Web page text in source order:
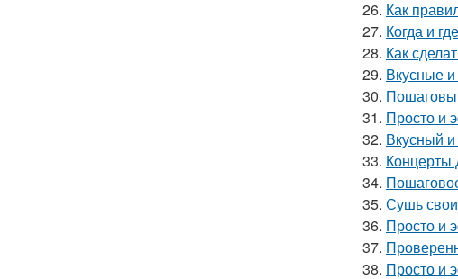
26. Как
27. Когда и
28. Как
29. Вкусные и
30.
31. Просто и
32. Вкусный
33. Концерты
34.
35. Сушь
36. Просто и
37.
38. Просто и